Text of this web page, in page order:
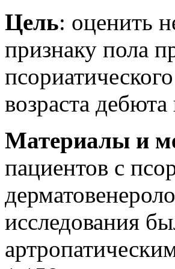
Цель: оценить
признаку пола
возраста дебюта
Материалы и
пациентов с
исследования